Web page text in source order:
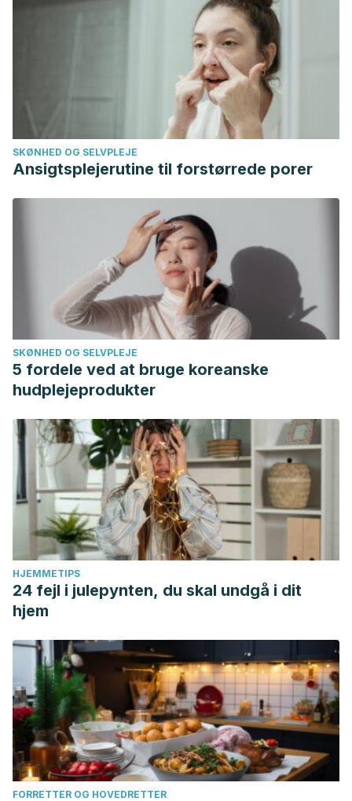
SKØNHED OG SELVPLEJE
Ansigtsplejerutine til forstørrede porer
SKØNHED OG SELVPLEJE
5 fordele ved at bruge koreanske
hudplejeprodukter
HJEMMETIPS
24 fejl i julepynten, du skal undgå i dit
hjem
FORRETTER OG HOVEDRETTER